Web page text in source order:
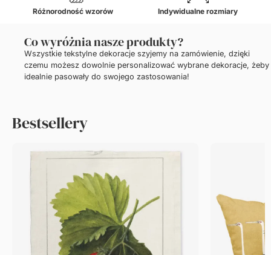
Różnorodność wzorów Indywidualne rozmiary
Co wyróżnia nasze produkty?
Wszystkie tekstylne dekoracje szyjemy na zamówienie, dzięki
czemu możesz dowolnie personalizować wybrane dekoracje, żeby
idealnie pasowały do swojego zastosowania!
Bestsellery